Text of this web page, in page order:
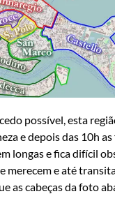
possível, esta
e depois das 10h
longas e fica difícil
merecem e até
as cabeças da foto